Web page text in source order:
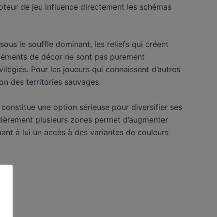
de jeu influence directement les schémas
le souffle dominant, les reliefs qui créent
de décor ne sont pas purement
Pour les joueurs qui connaissent d’autres
des territories sauvages.
constitue une option sérieuse pour diversifier ses
plusieurs zones permet d’augmenter
à lui un accès à des variantes de couleurs